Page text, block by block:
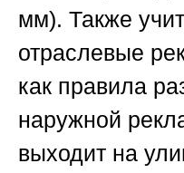
мм). Также
отраслевые
как правила
наружной
выходит на